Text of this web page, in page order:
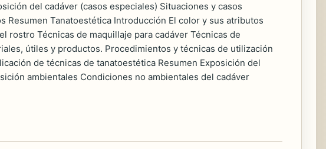
del cadáver (casos especiales) Situaciones y casos
Tanatoestética Introducción El color y sus atributos
Técnicas de maquillaje para cadáver Técnicas de
útiles y productos. Procedimientos y técnicas de utilización
de técnicas de tanatoestética Resumen Exposición del
ambientales Condiciones no ambientales del cadáver